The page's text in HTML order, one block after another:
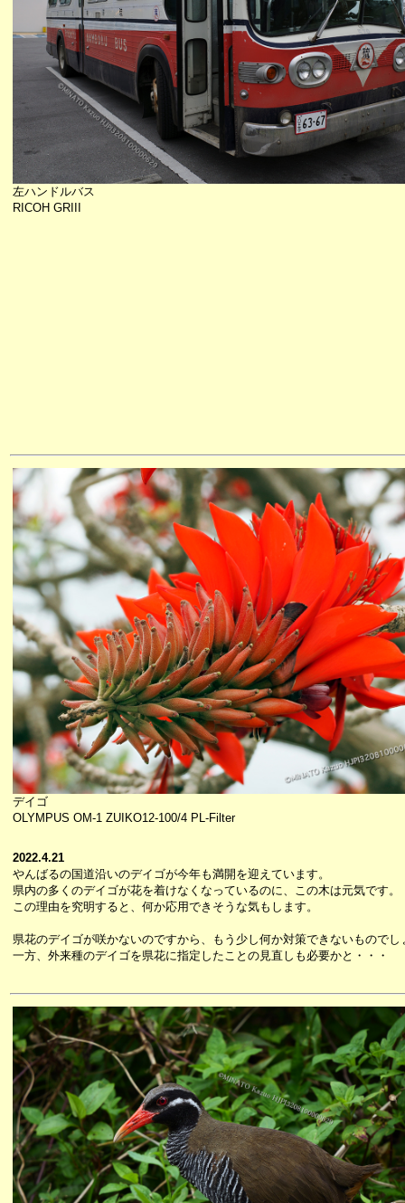
左ハンドルバス
RICOH GRIII
デイゴ
OLYMPUS OM-1 ZUIKO12-100/4 PL-Filter
2022.4.21
やんばるの国道沿いのデイゴが今年も満開を迎えています。
県内の多くのデイゴが花を着けなくなっているのに、この木は元気です。
この理由を究明すると、何か応用できそうな気もします。
県花のデイゴが咲かないのですから、もう少し何か対策できないものでし
一方、外来種のデイゴを県花に指定したことの見直しも必要かと・・・